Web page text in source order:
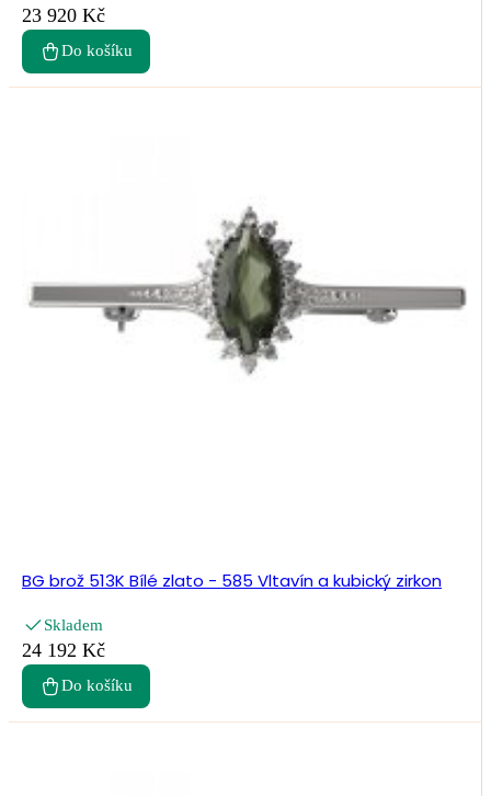
23 920 Kč
Do košíku
BG brož 513K Bílé zlato - 585 Vltavín a kubický zirkon
Skladem
24 192 Kč
Do košíku